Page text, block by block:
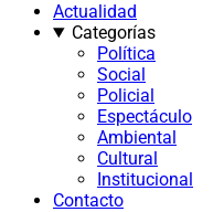
Actualidad
Categorías
Política
Social
Policial
Espectáculo
Ambiental
Cultural
Institucional
Contacto